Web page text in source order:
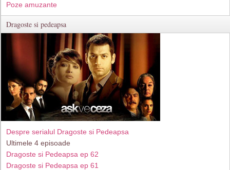
Poze amuzante
Dragoste si pedeapsa
Despre serialul Dragoste si Pedeapsa
Ultimele 4 episoade
Dragoste si Pedeapsa ep 62
Dragoste si Pedeapsa ep 61